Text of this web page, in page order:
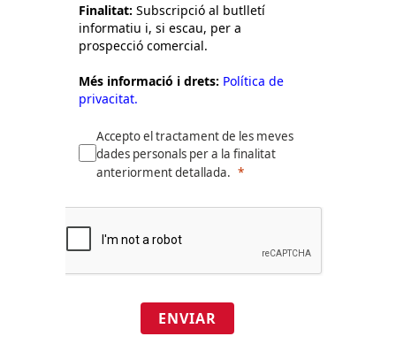
Finalitat: Subscripció al butlletí
informatiu i, si escau, per a
prospecció comercial.
Més informació i drets: Política de
privacitat.
Accepto el tractament de les meves
dades personals per a la finalitat
anteriorment detallada.
ENVIAR